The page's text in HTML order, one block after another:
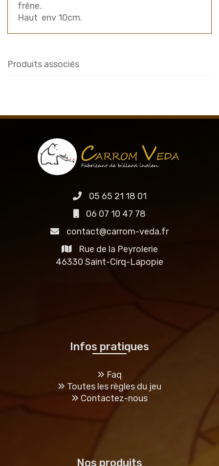
frêne.
Haut env 10cm.
Produits associés
05 65 21 18 01
06 07 10 47 78
contact@carrom-veda.fr
Rue de la Peyrolerie
46330 Saint-Cirq-Lapopie
Infos pratiques
Faq
Toutes les règles du jeu
Contactez-nous
Nos produits